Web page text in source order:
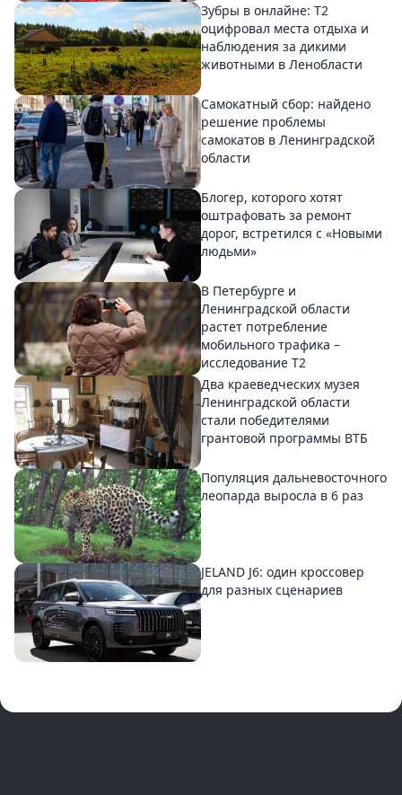
Зубры в онлайне: Т2
оцифровал места отдыха и
наблюдения за дикими
животными в Ленобласти
Самокатный сбор: найдено
решение проблемы
самокатов в Ленинградской
области
Блогер, которого хотят
оштрафовать за ремонт
дорог, встретился с «Новыми
людьми»
В Петербурге и
Ленинградской области
растет потребление
мобильного трафика –
исследование T2
Два краеведческих музея
Ленинградской области
стали победителями
грантовой программы ВТБ
Популяция дальневосточного
леопарда выросла в 6 раз
JELAND J6: один кроссовер
для разных сценариев